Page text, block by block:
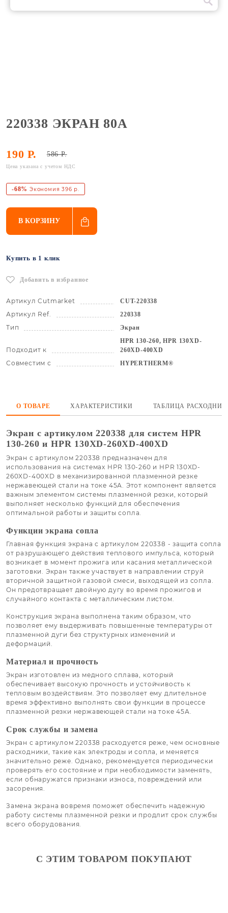
220338 ЭКРАН 80А
190 Р. 586 Р.
Цена указана с учетом НДС
-68% Экономия 396 р.
В КОРЗИНУ
Купить в 1 клик
Добавить в избранное
Артикул Cutmarket CUT-220338
Артикул Ref. 220338
Тип Экран
Подходит к
HPR 130-260, HPR 130XD-
260XD-400XD
Совместим с HYPERTHERM®
О ТОВАРЕ ХАРАКТЕРИСТИКИ ТАБЛИЦА
Экран с артикулом 220338 для систем HPR
130-260 и HPR 130XD-260XD-400XD
Экран с артикулом 220338 предназначен для
использования на системах HPR 130-260 и HPR 130XD-
260XD-400XD в механизированной плазменной резке
нержавеющей стали на токе 45А. Этот компонент является
важным элементом системы плазменной резки, который
выполняет несколько функций для обеспечения
оптимальной работы и защиты сопла.
Функции экрана сопла
Главная функция экрана с артикулом 220338 - защита сопла
от разрушающего действия теплового импульса, который
возникает в момент прожига или касания металлической
заготовки. Экран также участвует в направлении струй
вторичной защитной газовой смеси, выходящей из сопла.
Он предотвращает двойную дугу во время прожигов и
случайного контакта с металлическим листом.
Конструкция экрана выполнена таким образом, что
позволяет ему выдерживать повышенные температуры от
плазменной дуги без структурных изменений и
деформаций.
Материал и прочность
Экран изготовлен из медного сплава, который
обеспечивает высокую прочность и устойчивость к
тепловым воздействиям. Это позволяет ему длительное
время эффективно выполнять свои функции в процессе
плазменной резки нержавеющей стали на токе 45А.
Срок службы и замена
Экран с артикулом 220338 расходуется реже, чем основные
расходники, такие как электроды и сопла, и меняется
значительно реже. Однако, рекомендуется периодически
проверять его состояние и при необходимости заменять,
если обнаружатся признаки износа, повреждений или
засорения.
Замена экрана вовремя поможет обеспечить надежную
работу системы плазменной резки и продлит срок службы
всего оборудования.
С ЭТИМ ТОВАРОМ ПОКУПАЮТ